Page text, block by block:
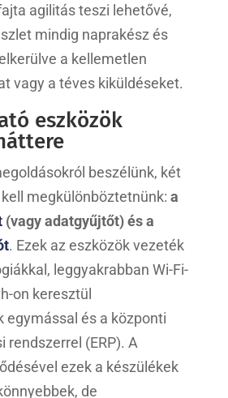
agilitás teszi lehetővé,
mindig naprakész és
a kellemetlen
vagy a téves kiküldéseket.
eszközök
beszélünk, két
megkülönböztetnünk: a
(vagy adatgyűjtőt) és a
. Ezek az eszközök vezeték
leggyakrabban Wi-Fi-
on keresztül
egymással és a központi
rendszerrel (ERP). A
ezek a készülékek
de